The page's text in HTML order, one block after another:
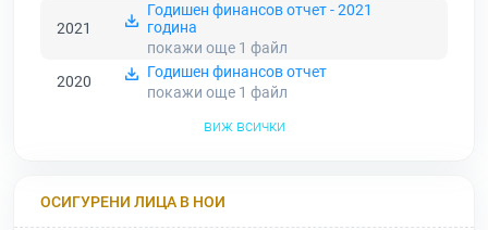
2021
Годишен финансов отчет - 2021
година
покажи още 1 файл
2020
Годишен финансов отчет
покажи още 1 файл
виж всички
ОСИГУРЕНИ ЛИЦА В НОИ